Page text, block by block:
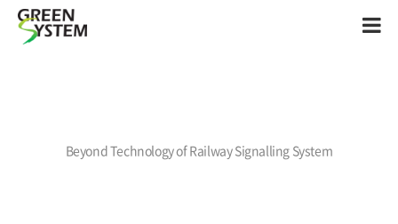
Beyond Technology of Railway Signalling System